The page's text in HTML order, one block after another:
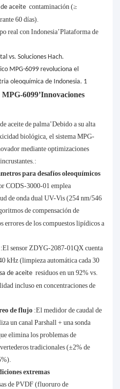
aceite contaminación (≥
60 días).
real con Indonesia’Plataforma de
vs. Soluciones Hach.
6099’Innovaciones
aceite de palma’Debido a su alta
biológica, el sistema MPG-
mediante optimizaciones
para desafíos oleoquímicos
CODS-3000-01 emplea
de onda dual UV-Vis (254 nm/546
de compensación de
errores de los compuestos lipídicos a
:El sensor ZDYG-2087-01QX cuenta
kHz (limpieza automática cada 30
de aceite residuos en un 92% vs.
incluso en concentraciones de
de flujo :El medidor de caudal de
un canal Parshall + una sonda
elimina los problemas de
tradicionales (±2% de
extremas
de PVDF (fluoruro de